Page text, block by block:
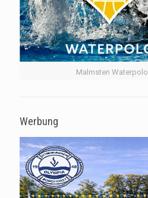
Malmsten Waterpolo
Werbung